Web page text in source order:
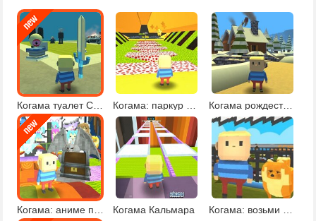
Когама туалет Скибиди Когама рождественское приключение
Когама Кальмара